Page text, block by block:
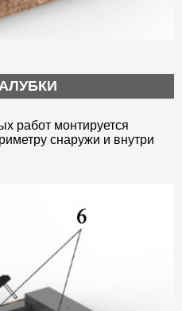
работ монтируется
снаружи и внутри